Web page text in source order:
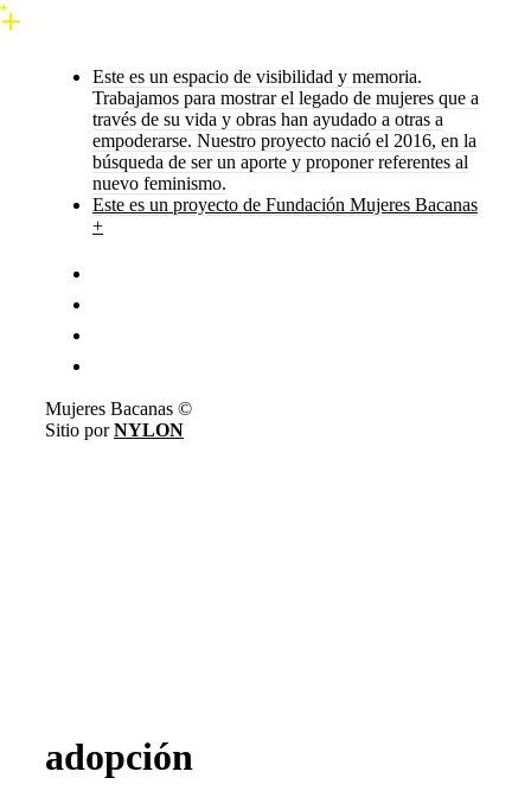
Este es un espacio de visibilidad y memoria.
Trabajamos para mostrar el legado de mujeres que a
través de su vida y obras han ayudado a otras a
empoderarse. Nuestro proyecto nació el 2016, en la
búsqueda de ser un aporte y proponer referentes al
nuevo feminismo.
Este es un proyecto de Fundación Mujeres Bacanas
+
Mujeres Bacanas ©
Sitio porNYLON
adopción